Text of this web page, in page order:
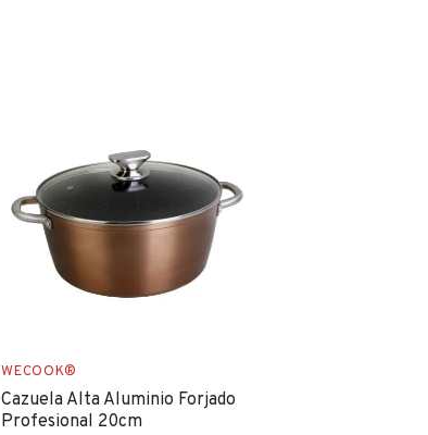
WECOOK®
Cazuela Alta Aluminio Forjado
Profesional 20cm